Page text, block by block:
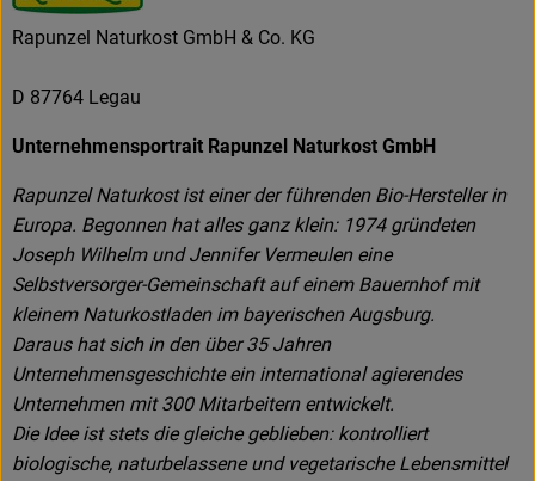
Rapunzel Naturkost GmbH & Co. KG
D 87764 Legau
Unternehmensportrait Rapunzel Naturkost GmbH
Rapunzel Naturkost ist einer der führenden Bio-Hersteller in
Europa. Begonnen hat alles ganz klein: 1974 gründeten
Joseph Wilhelm und Jennifer Vermeulen eine
Selbstversorger-Gemeinschaft auf einem Bauernhof mit
kleinem Naturkostladen im bayerischen Augsburg.
Daraus hat sich in den über 35 Jahren
Unternehmensgeschichte ein international agierendes
Unternehmen mit 300 Mitarbeitern entwickelt.
Die Idee ist stets die gleiche geblieben: kontrolliert
biologische, naturbelassene und vegetarische Lebensmittel